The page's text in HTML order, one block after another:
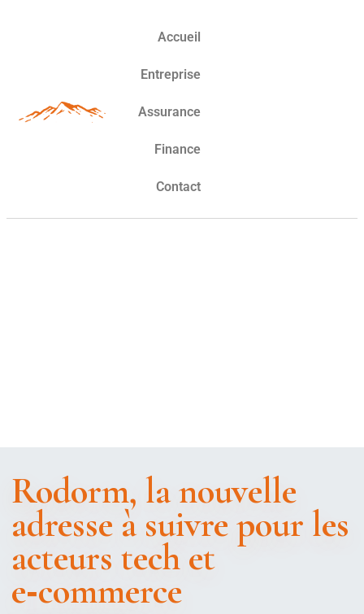
Accueil
Entreprise
Assurance
Finance
Contact
Rodorm, la nouvelle
adresse à suivre pour les
acteurs tech et
e‑commerce